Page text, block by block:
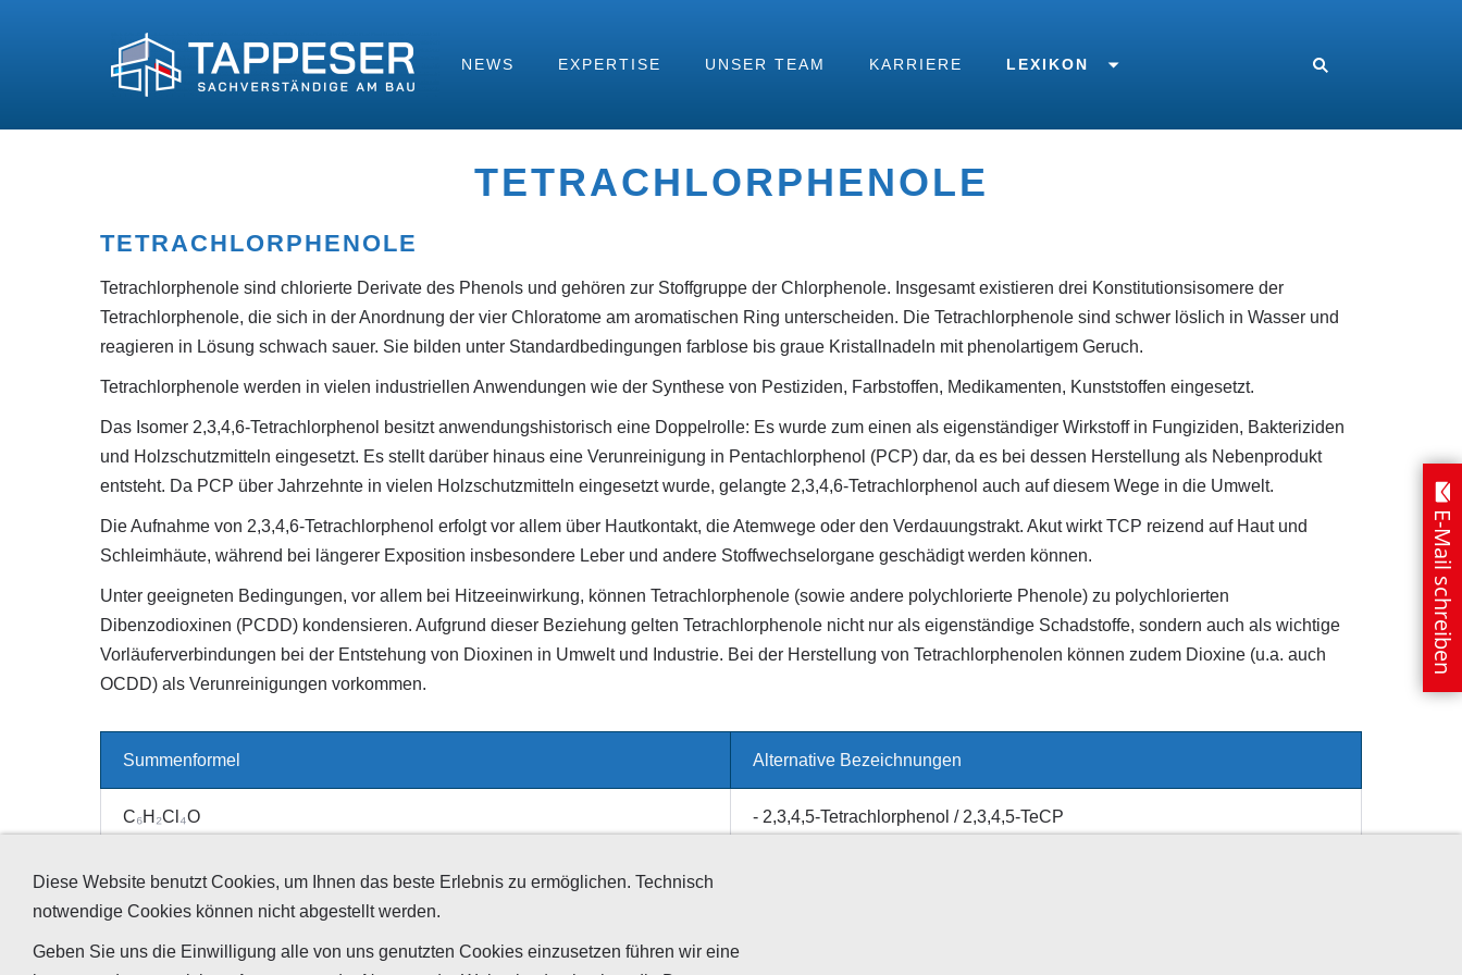
NEWS EXPERTISE UNSER TEAM KARRIERE LEXIKON
TETRACHLORPHENOLE
TETRACHLORPHENOLE
Tetrachlorphenole sind chlorierte Derivate des Phenols und gehören zur Stoffgruppe der Chlorphenole. Insgesamt existieren drei Konstitutionsisomere der
Tetrachlorphenole, die sich in der Anordnung der vier Chloratome am aromatischen Ring unterscheiden. Die Tetrachlorphenole sind schwer löslich in Wasser und
reagieren in Lösung schwach sauer. Sie bilden unter Standardbedingungen farblose bis graue Kristallnadeln mit phenolartigem Geruch.
Tetrachlorphenole werden in vielen industriellen Anwendungen wie der Synthese von Pestiziden, Farbstoffen, Medikamenten, Kunststoffen eingesetzt.
Das Isomer 2,3,4,6-Tetrachlorphenol besitzt anwendungshistorisch eine Doppelrolle: Es wurde zum einen als eigenständiger Wirkstoff in Fungiziden, Bakteriziden
und Holzschutzmitteln eingesetzt. Es stellt darüber hinaus eine Verunreinigung in Pentachlorphenol (PCP) dar, da es bei dessen Herstellung als Nebenprodukt
entsteht. Da PCP über Jahrzehnte in vielen Holzschutzmitteln eingesetzt wurde, gelangte 2,3,4,6-Tetrachlorphenol auch auf diesem Wege in die Umwelt.
Die Aufnahme von 2,3,4,6-Tetrachlorphenol erfolgt vor allem über Hautkontakt, die Atemwege oder den Verdauungstrakt. Akut wirkt TCP reizend auf Haut und
Schleimhäute, während bei längerer Exposition insbesondere Leber und andere Stoffwechselorgane geschädigt werden können.
Unter geeigneten Bedingungen, vor allem bei Hitzeeinwirkung, können Tetrachlorphenole (sowie andere polychlorierte Phenole) zu polychlorierten
Dibenzodioxinen (PCDD) kondensieren. Aufgrund dieser Beziehung gelten Tetrachlorphenole nicht nur als eigenständige Schadstoffe, sondern auch als wichtige
Vorläuferverbindungen bei der Entstehung von Dioxinen in Umwelt und Industrie. Bei der Herstellung von Tetrachlorphenolen können zudem Dioxine (u.a. auch
OCDD) als Verunreinigungen vorkommen.
Summenformel Alternative Bezeichnungen
C₆H ₂Cl ₄O
- 2,3,4,5-Tetrachlorphenol / 2,3,4,5-TeCP
E-Mail schreiben
Diese Website benutzt Cookies, um Ihnen das beste Erlebnis zu ermöglichen. Technisch
notwendige Cookies können nicht abgestellt werden.
Geben Sie uns die Einwilligung alle von uns genutzten Cookies einzusetzen führen wir eine